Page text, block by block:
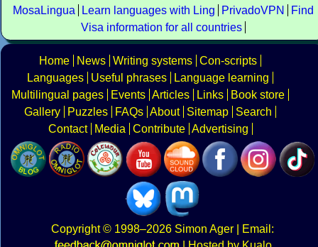
MosaLingua
Learn languages with Ling PrivadoVPN
Find
Visa information for all countries
Home News Writing systems Con-scripts
Languages
Useful phrases
Language learning
Multilingual pages
Events Articles Links
Book store
Gallery
Puzzles FAQs About Sitemap
Search
Contact
Media Contribute Advertising
Copyright© 1998–2026 Simon Ager | Email: